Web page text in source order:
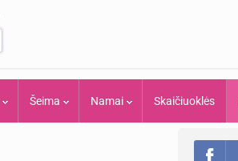
Šeima Namai Skaičiuoklės